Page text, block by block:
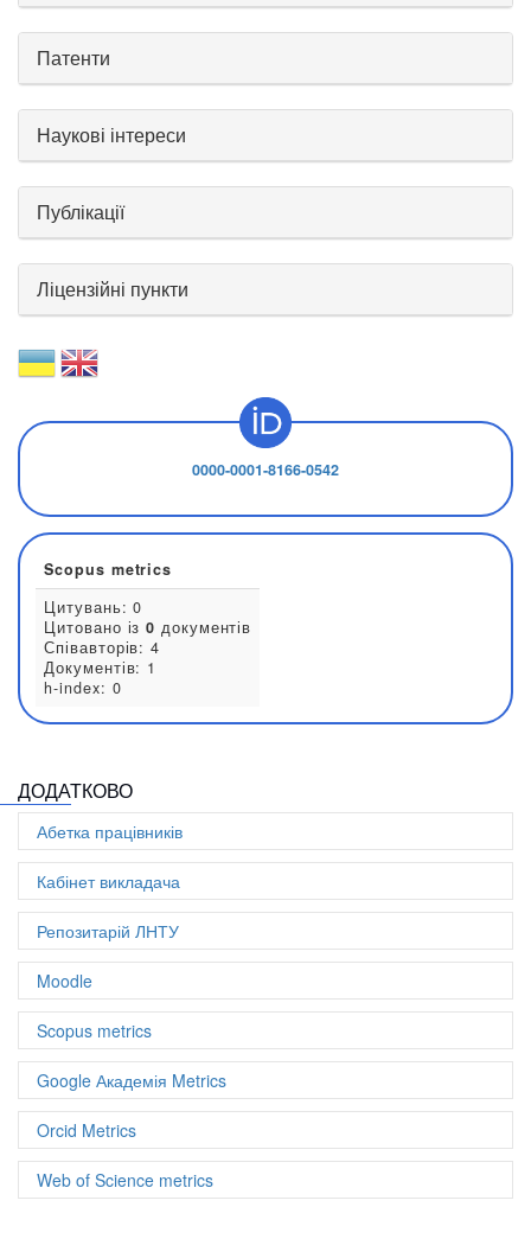
Патенти
Наукові інтереси
Публікації
Ліцензійні пункти
0000-0001-8166-0542
Scopus metrics
Цитовано із
Співавторів: 4
Документів: 1
h-index: 0
ДОДАТКОВО
Абетка працівників
Кабінет викладача
Репозитарій ЛНТУ
Moodle
Scopus metrics
Google Академія Metrics
Orcid Metrics
Web of Science metrics